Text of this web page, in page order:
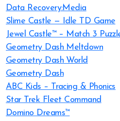
Data Recovery:Media
Slime Castle — Idle TD Game
Jewel Castle™ – Match 3
Geometry Dash Meltdown
Geometry Dash World
Geometry Dash
ABC Kids – Tracing & Phonics
Star Trek Fleet Command
Domino Dreams™